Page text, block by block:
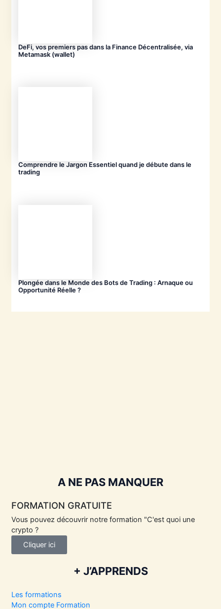
DeFi, vos premiers pas dans la Finance Décentralisée, via
Metamask (wallet)
Comprendre le Jargon Essentiel quand je débute dans le
trading
Plongée dans le Monde des Bots de Trading : Arnaque ou
Opportunité Réelle ?
A NE PAS MANQUER
FORMATION GRATUITE
Vous pouvez découvrir notre formation "C'est quoi une
crypto ?
Cliquer ici
+ J’APPRENDS
Les formations
Mon compte Formation